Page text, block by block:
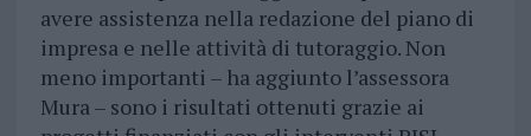
avere assistenza nella redazione del piano di
impresa e nelle attività di tutoraggio. Non
meno importanti – ha aggiunto l’assessora
Mura – sono i risultati ottenuti grazie ai